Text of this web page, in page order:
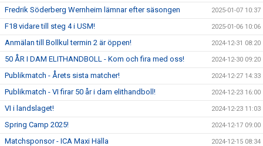
Fredrik Söderberg Wernheim lämnar efter säsongen 2025-01-07 10:37
F18 vidare till steg 4 i USM! 2025-01-06 10:06
Anmälan till Bollkul termin 2 är öppen! 2024-12-31 08:20
50 ÅR I DAM ELITHANDBOLL - Kom och fira med oss! 2024-12-30 09:20
Publikmatch - Årets sista matcher! 2024-12-27 14:33
Publikmatch - VI firar 50 år i dam elithandboll! 2024-12-23 16:00
VI i landslaget! 2024-12-23 11:03
Spring Camp 2025! 2024-12-17 09:00
Matchsponsor - ICA Maxi Hälla 2024-12-15 08:34